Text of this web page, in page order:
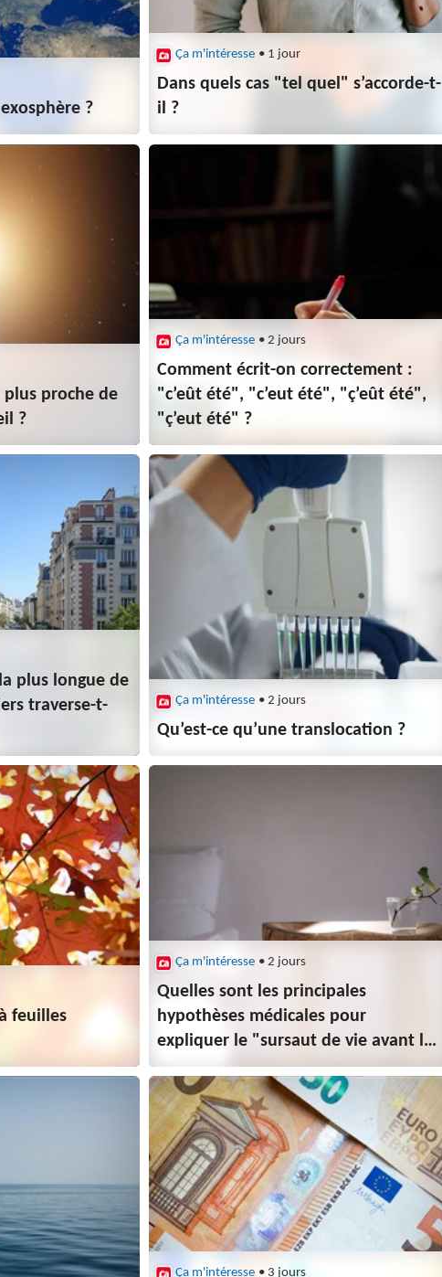
?
Ça m'intéresse • 1 jour
Dans quels cas "tel quel" s’accorde-t-
il ?
proche de
?
Ça m'intéresse • 2 jours
Comment écrit-on correctement :
"c’eût été", "c’eut été", "ç’eût été",
"ç’eut été" ?
plus longue de
traverse-t-
Ça m'intéresse • 2 jours
Qu’est-ce qu’une translocation ?
feuilles
Ça m'intéresse • 2 jours
Quelles sont les principales
hypothèses médicales pour
expliquer le "sursaut de vie avant la
mort" ?
Ça m'intéresse • 3 jours